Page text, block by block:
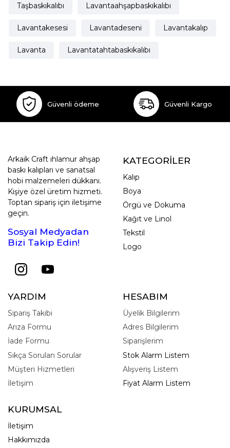
Taşbaskıkalıbı Lavantaahşapbaskıkalıbı
Lavantakesesi Lavantadeseni Lavantakalıp
Lavanta Lavantatahtabaskıkalıbı
Güvenli ödeme Güvenli Kargo
Arkaik Craft ıhlamur ahşap
baskı kalıpları ve sanatsal
hobi malzemeleri dükkanı.
Kişiye özel üretim hizmeti.
Toptan sipariş için iletişime
geçin.
Sosyal Medyadan
Bizi Takip Edin!
KATEGORİLER
Kalıp
Boya
Örgü ve Dokuma
Kağıt ve Linol
Tekstil
Logo
YARDIM
Sipariş Takibi
Arıza Formu
İade Formu
Sıkça Sorulan Sorular
Müşteri Hizmetleri
İletişim
HESABIM
Üyelik Bilgilerim
Adres Bilgilerim
Siparişlerim
Stok Alarm Listem
Alışveriş Listem
Fiyat Alarm Listem
KURUMSAL
İletişim
Hakkımızda